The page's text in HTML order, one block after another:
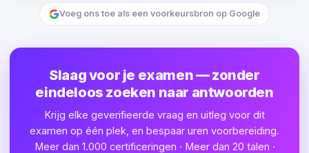
Voeg ons toe als een voorkeursbron op Google
Slaag voor je examen — zonder
eindeloos zoeken naar antwoorden
Krijg elke geverifieerde vraag en uitleg voor dit
examen op één plek, en bespaar uren voorbereiding.
Meer dan 1.000 certificeringen · Meer dan 20 talen ·